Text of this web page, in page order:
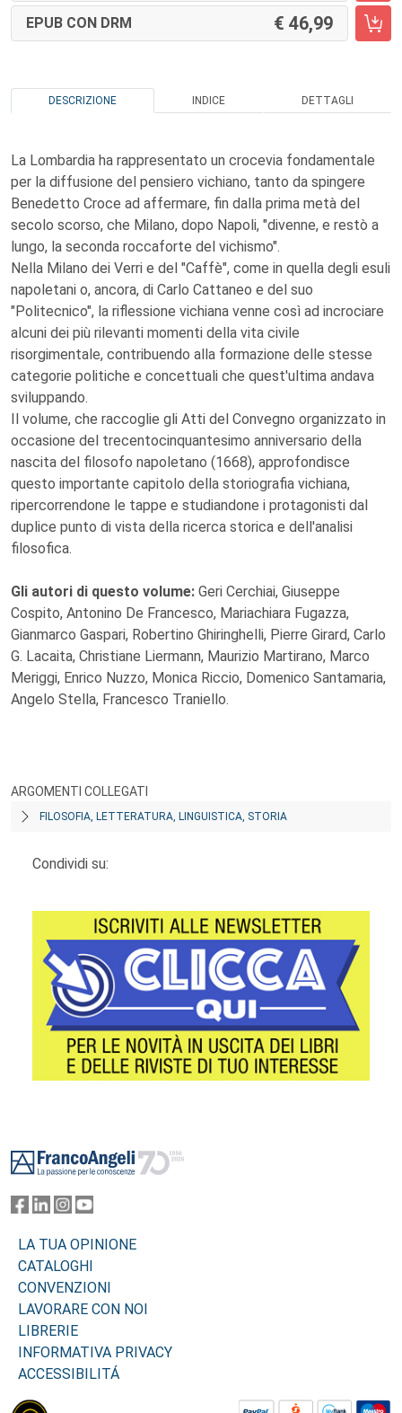
EPUB CON DRM 46,99
DESCRIZIONE INDICE DETTAGLI
La Lombardia ha rappresentato un crocevia fondamentale
per la diffusione del pensiero vichiano, tanto da spingere
Benedetto Croce ad affermare, fin dalla prima metà del
secolo scorso, che Milano, dopo Napoli, "divenne, e restò a
lungo, la seconda roccaforte del vichismo".
Nella Milano dei Verri e del "Caffè", come in quella degli esuli
napoletani o, ancora, di Carlo Cattaneo e del suo
"Politecnico", la riflessione vichiana venne così ad incrociare
alcuni dei più rilevanti momenti della vita civile
risorgimentale, contribuendo alla formazione delle stesse
categorie politiche e concettuali che quest'ultima andava
sviluppando.
Il volume, che raccoglie gli Atti del Convegno organizzato in
occasione del trecentocinquantesimo anniversario della
nascita del filosofo napoletano (1668), approfondisce
questo importante capitolo della storiografia vichiana,
ripercorrendone le tappe e studiandone i protagonisti dal
duplice punto di vista della ricerca storica e dell'analisi
filosofica.
Gli autori di questo volume: Geri Cerchiai, Giuseppe
Cospito, Antonino De Francesco, Mariachiara Fugazza,
Gianmarco Gaspari, Robertino Ghiringhelli, Pierre Girard, Carlo
G. Lacaita, Christiane Liermann, Maurizio Martirano, Marco
Meriggi, Enrico Nuzzo, Monica Riccio, Domenico Santamaria,
Angelo Stella, Francesco Traniello.
ARGOMENTI COLLEGATI
FILOSOFIA, LETTERATURA, LINGUISTICA, STORIA
Condividi su:
LA TUA OPINIONE
CATALOGHI
CONVENZIONI
LAVORARE CON NOI
LIBRERIE
INFORMATIVA PRIVACY
ACCESSIBILITÁ